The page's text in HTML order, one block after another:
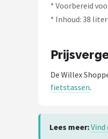
* Voorbereid
* Inhoud: 38 liter
De Willex
fietstassen.
Lees meer: